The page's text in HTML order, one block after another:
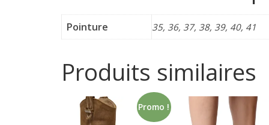
f
é
m
Pointure 35, 36, 37, 38, 39, 40, 41
Produits similaires
Promo !